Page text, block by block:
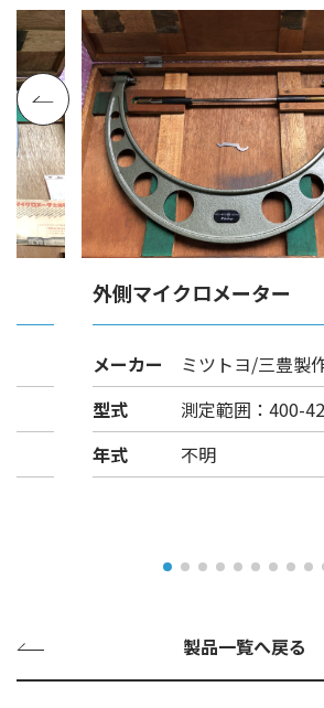
外側マイクロメーター
メーカー
ミツトヨ/三豊製
型式
測定範囲：400-
年式
不明
製品一覧へ戻る